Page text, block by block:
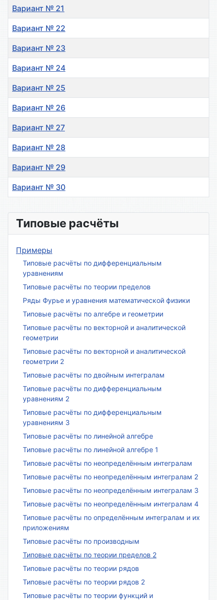
Вариант № 21
Вариант № 22
Вариант № 23
Вариант № 24
Вариант № 25
Вариант № 26
Вариант № 27
Вариант № 28
Вариант № 29
Вариант № 30
Типовые расчёты
Примеры
Типовые расчёты по дифференциальным
уравнениям
Типовые расчёты по теории пределов
Ряды Фурье и уравнения математической физики
Типовые расчёты по алгебре и геометрии
Типовые расчёты по векторной и аналитической
геометрии
Типовые расчёты по векторной и аналитической
геометрии 2
Типовые расчёты по двойным интегралам
Типовые расчёты по дифференциальным
уравнениям 2
Типовые расчёты по дифференциальным
уравнениям 3
Типовые расчёты по линейной алгебре
Типовые расчёты по линейной алгебре 1
Типовые расчёты по неопределённым интегралам
Типовые расчёты по неопределённым интегралам 2
Типовые расчёты по неопределённым интегралам 3
Типовые расчёты по неопределённым интегралам 4
Типовые расчёты по определённым интегралам и их
приложениям
Типовые расчёты по производным
Типовые расчёты по теории пределов 2
Типовые расчёты по теории рядов
Типовые расчёты по теории рядов 2
Типовые расчёты по теории функций и